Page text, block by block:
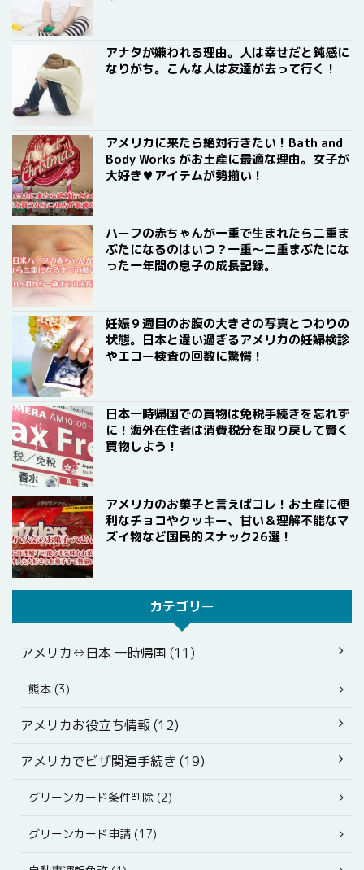
アナタが嫌われる理由。人は幸せだと鈍感に
なりがち。こんな人は友達が去って行く！
アメリカに来たら絶対行きたい！Bath and
Body Works がお土産に最適な理由。女子が
大好き♥アイテムが勢揃い！
ハーフの赤ちゃんが一重で生まれたら二重ま
ぶたになるのはいつ？一重〜二重まぶたにな
った一年間の息子の成長記録。
妊娠９週目のお腹の大きさの写真とつわりの
状態。日本と違い過ぎるアメリカの妊婦検診
やエコー検査の回数に驚愕！
日本一時帰国での買物は免税手続きを忘れず
に！海外在住者は消費税分を取り戻して賢く
買物しよう！
アメリカのお菓子と言えばコレ！お土産に便
利なチョコやクッキー、甘い＆理解不能なマ
ズイ物など国民的スナック26選！
カテゴリー
アメリカ⇔日本 一時帰国 (11)
熊本 (3)
アメリカお役立ち情報 (12)
アメリカでビザ関連手続き (19)
グリーンカード条件削除 (2)
グリーンカード申請 (17)
自動車運転免許 (1)